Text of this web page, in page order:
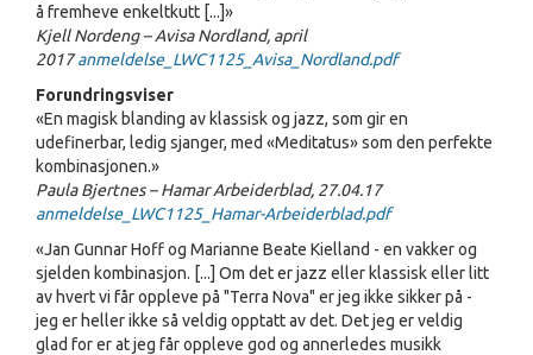
å fremheve enkeltkutt [...]»
Kjell Nordeng – Avisa Nordland, april
2017anmeldelse_LWC1125_Avisa_Nordland.pdf
Forundringsviser
«En magisk blanding av klassisk og jazz, som gir en
udefinerbar, ledig sjanger, med «Meditatus» som den perfekte
kombinasjonen.»
Paula Bjertnes – Hamar Arbeiderblad, 27.04.17
anmeldelse_LWC1125_Hamar-Arbeiderblad.pdf
«Jan Gunnar Hoff og Marianne Beate Kielland - en vakker og
sjelden kombinasjon. [...] Om det er jazz eller klassisk eller litt
av hvert vi får oppleve på "Terra Nova" er jeg ikke sikker på -
jeg er heller ikke så veldig opptatt av det. Det jeg er veldig
glad for er at jeg får oppleve god og annerledes musikk